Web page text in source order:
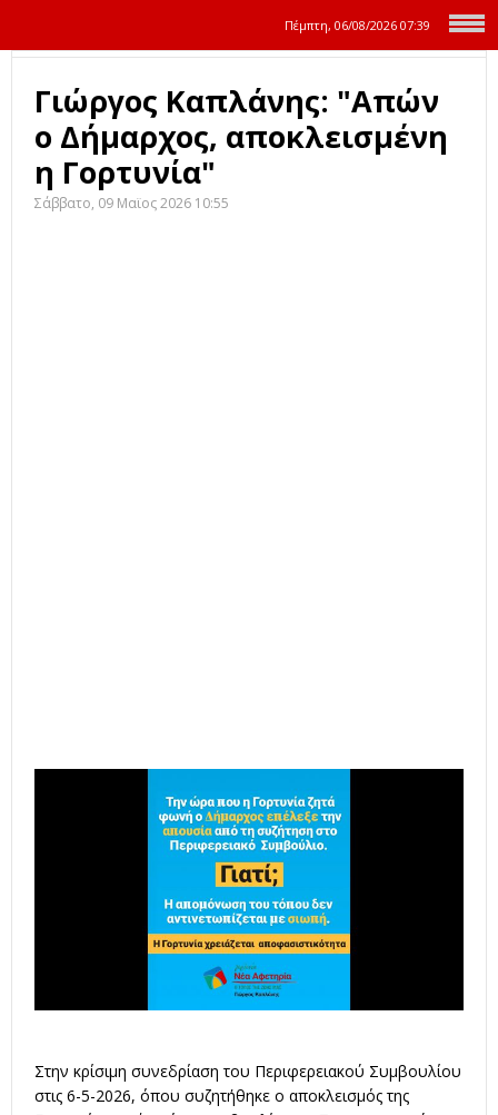
Πέμπτη, 06/08/2026 07:39
Γιώργος Καπλάνης: "Απών
ο Δήμαρχος, αποκλεισμένη
η Γορτυνία"
Σάββατο, 09 Μαϊος 2026 10:55
Στην κρίσιμη συνεδρίαση του Περιφερειακού Συμβουλίου
στις 6-5-2026, όπου συζητήθηκε ο αποκλεισμός της